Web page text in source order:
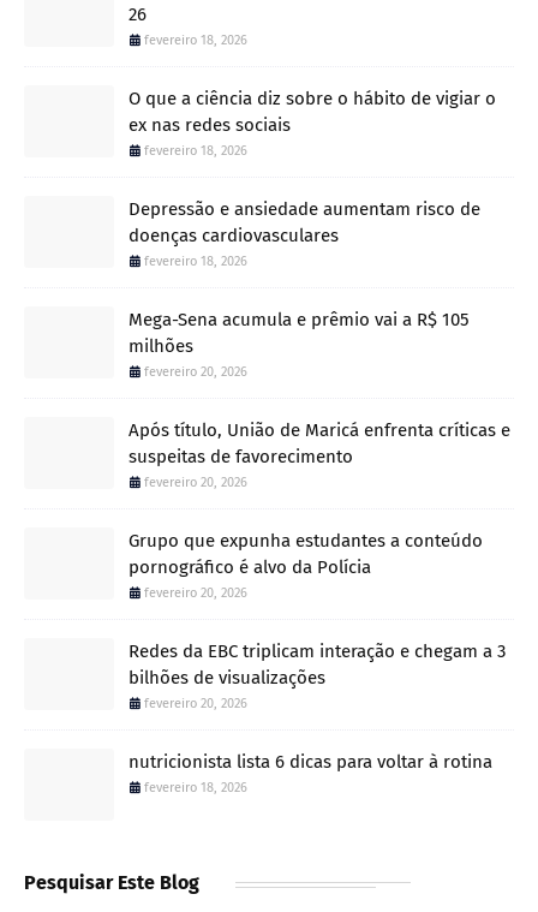
26
fevereiro 18, 2026
O que a ciência diz sobre o hábito de vigiar o
ex nas redes sociais
fevereiro 18, 2026
Depressão e ansiedade aumentam risco de
doenças cardiovasculares
fevereiro 18, 2026
Mega-Sena acumula e prêmio vai a R$ 105
milhões
fevereiro 20, 2026
Após título, União de Maricá enfrenta críticas e
suspeitas de favorecimento
fevereiro 20, 2026
Grupo que expunha estudantes a conteúdo
pornográfico é alvo da Polícia
fevereiro 20, 2026
Redes da EBC triplicam interação e chegam a 3
bilhões de visualizações
fevereiro 20, 2026
nutricionista lista 6 dicas para voltar à rotina
fevereiro 18, 2026
Pesquisar Este Blog